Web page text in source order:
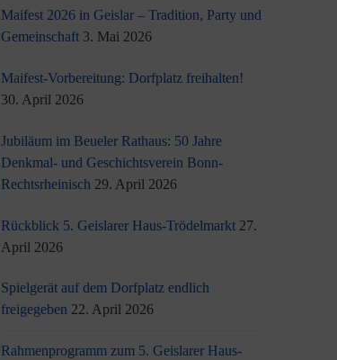
Maifest 2026 in Geislar – Tradition, Party und
Gemeinschaft 3. Mai 2026
Maifest-Vorbereitung: Dorfplatz freihalten!
30. April 2026
Jubiläum im Beueler Rathaus: 50 Jahre
Denkmal- und Geschichtsverein Bonn-
Rechtsrheinisch 29. April 2026
Rückblick 5. Geislarer Haus-Trödelmarkt 27.
April 2026
Spielgerät auf dem Dorfplatz endlich
freigegeben 22. April 2026
Rahmenprogramm zum 5. Geislarer Haus-